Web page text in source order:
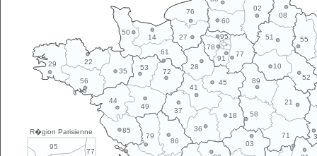
R�gion Parisienne
77
95
10
14
18
21
22
27
28
29
35
36
37
41
44
45
49
50
51
52
53
55
56
58
60
61
02
03
08
71
72
76
77
78
79
85
86
89
91
95